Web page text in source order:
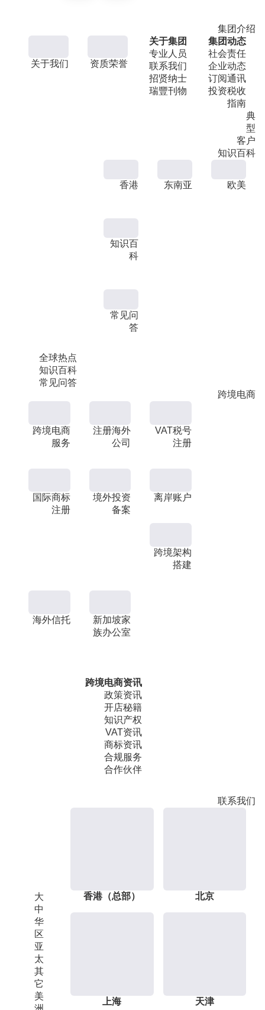
集团介绍
关于我们 资质荣誉
关于集团
专业人员
联系我们
招贤纳士
瑞豐刊物
集团动态
社会责任
企业动态
订阅通讯
投资税收
指南
典
型
客户
知识百科
全球热点
知识百科
常见问答
香港 东南亚 欧美
知识百
科
常见问
答
跨境电商
跨境电商
服务
注册海外
公司
VAT税号
注册
国际商标
注册
境外投资
备案
离岸账户
跨境架构
搭建
海外信托
新加坡家
族办公室
跨境电商资讯
政策资讯
开店秘籍
知识产权
VAT资讯
商标资讯
合规服务
合作伙伴
联系我们
大
中
华
区
亚
太
其
它
美
香港（总部） 北京
上海 天津